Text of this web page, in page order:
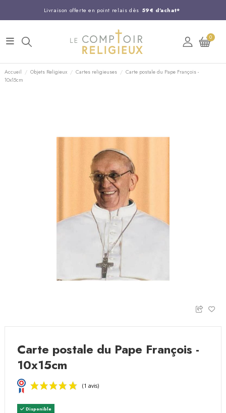
Livraison offerte en point relais dès 59€ d'achat*
Entreprise Française familiale
Support client disponible au 03 20 24 74 15
Commandez avant 14H, expédition le jour même !
0
Accueil Objets Religieux Cartes religieuses
Carte postale du Pape François -
10x15cm
Carte postale du Pape François -
10x15cm
Disponible